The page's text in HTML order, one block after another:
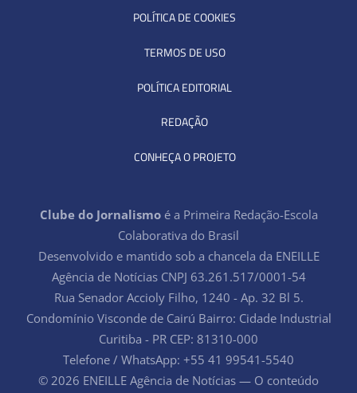
POLÍTICA DE COOKIES
TERMOS DE USO
POLÍTICA EDITORIAL
REDAÇÃO
CONHEÇA O PROJETO
Clube do Jornalismoé a Primeira Redação-Escola
Colaborativa do Brasil
Desenvolvido e mantido sob a chancela da ENEILLE
Agência de Notícias CNPJ 63.261.517/0001-54
Rua Senador Accioly Filho, 1240 - Ap. 32 Bl 5.
Condomínio Visconde de Cairú Bairro: Cidade Industrial
Curitiba - PR CEP: 81310-000
Telefone / WhatsApp: +55 41 99541-5540
© 2026 ENEILLE Agência de Notícias — O conteúdo